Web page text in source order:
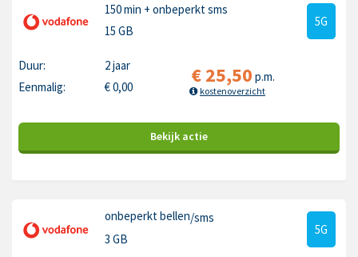
150 min + onbeperkt sms
15 GB
5G
Duur:
2 jaar
Eenmalig:
€0,00 €25,50 p.m.
kostenoverzicht
Bekijk actie
onbeperkt bellen/sms
3 GB
5G